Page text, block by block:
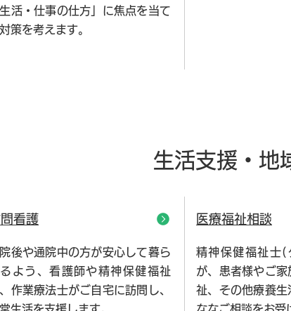
生活・仕事の仕方」に焦点を当て
策を考えます。
生活支援・地
看護
後や通院中の方が安心して暮ら
よう、看護師や精神保健福祉
作業療法士がご自宅に訪問し、
医療福祉相談
精神保健福祉士(
が、患者様やご
祉、その他療養生